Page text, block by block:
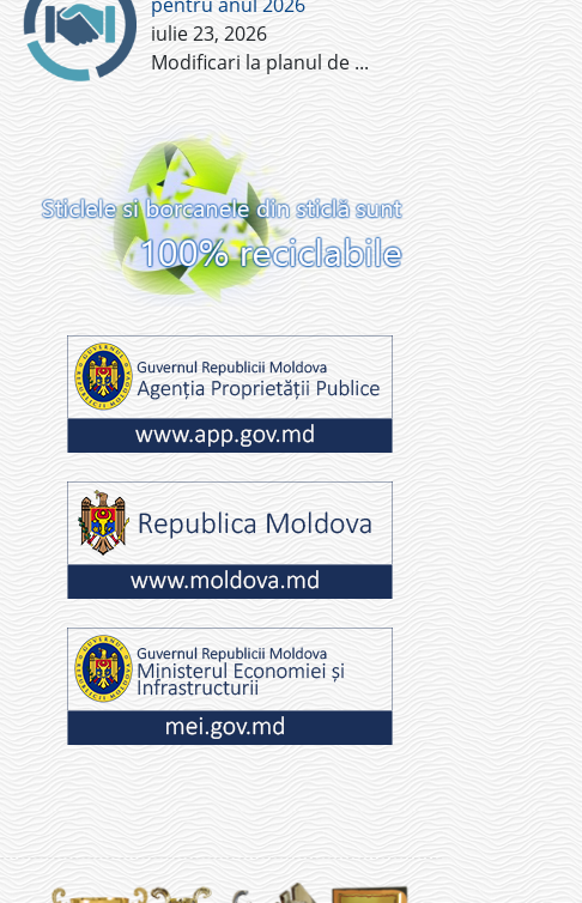
iulie 23, 2026
Modificari la planul de ...